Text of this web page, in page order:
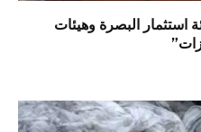
استثمار البصرة وهيئات